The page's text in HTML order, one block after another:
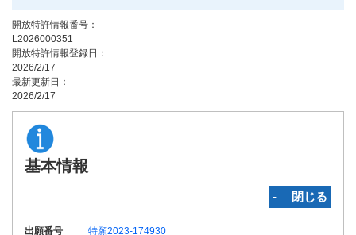
開放特許情報番号：
L2026000351
開放特許情報登録日：
2026/2/17
最新更新日：
2026/2/17
基本情報
‐ 閉じる
出願番号
特願2023-174930